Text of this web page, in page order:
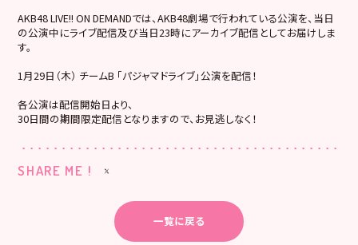
AKB48 LIVE!! ON DEMANDでは、AKB48劇場で行われている公演を、当日
の公演中にライブ配信及び当日23時にアーカイブ配信としてお届けしま
す。
1月29日（木） チームB 「パジャマドライブ」公演を配信！
各公演は配信開始日より、
30日間の期間限定配信となりますので、お見逃しなく！
SHARE ME !
一覧に戻る